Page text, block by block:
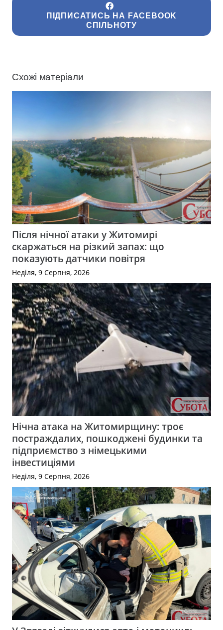
ПІДПИСАТИСЬ НА FACEBOOK
СПІЛЬНОТУ
Схожі матеріали
Після нічної атаки у Житомирі
скаржаться на різкий запах: що
показують датчики повітря
Неділя, 9 Серпня, 2026
Нічна атака на Житомирщину: троє
постраждалих, пошкоджені будинки та
підприємство з німецькими
інвестиціями
Неділя, 9 Серпня, 2026